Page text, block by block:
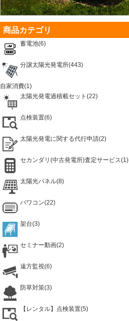
商品カテゴリ
蓄電池(6)
分譲太陽光発電所(443)
自家消費(1)
太陽光発電過積載セット(22)
点検装置(6)
太陽光発電に関する代行申請(2)
セカンダリ(中古発電所)査定サービス(1)
太陽光パネル(8)
パワコン(22)
架台(3)
セミナー動画(2)
遠方監視(6)
防草対策(3)
【レンタル】点検装置(5)